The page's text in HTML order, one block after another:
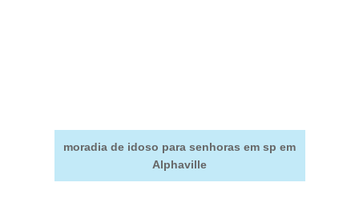
moradia de idoso para senhoras em sp em
Alphaville